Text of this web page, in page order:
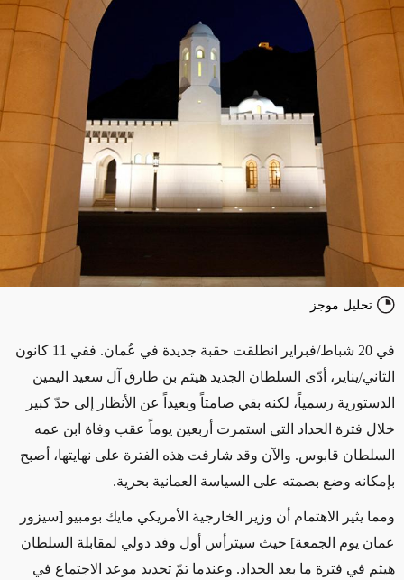
تحليل موجز
في 20 شباط/فبراير انطلقت حقبة جديدة في عُمان. ففي 11 كانون
الثاني/يناير، أدّى السلطان الجديد هيثم بن طارق آل سعيد اليمين
الدستورية رسمياً، لكنه بقي صامتاً وبعيداً عن الأنظار إلى حدّ كبير
خلال فترة الحداد التي استمرت أربعين يوماً عقب وفاة ابن عمه
السلطان قابوس. والآن وقد شارفت هذه الفترة على نهايتها، أصبح
بإمكانه وضع بصمته على السياسة العمانية بحرية.
ومما يثير الاهتمام أن وزير الخارجية الأمريكي مايك بومبيو [سيزور
عمان يوم الجمعة] حيث سيترأس أول وفد دولي لمقابلة السلطان
هيثم في فترة ما بعد الحداد. وعندما تمّ تحديد موعد الاجتماع في